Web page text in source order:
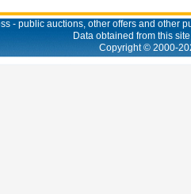
- public auctions, other offers and
Data obtained from this
Copyright © 2000-